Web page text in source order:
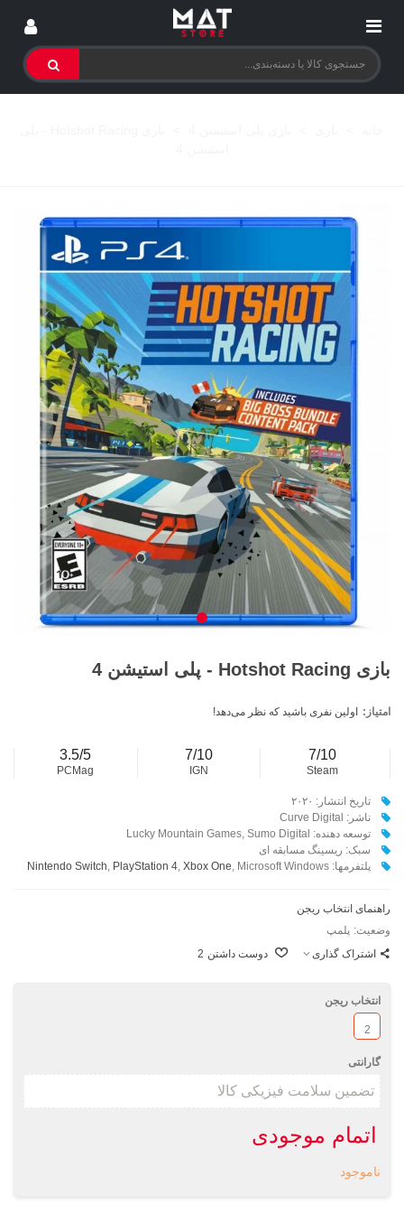
بازی Hotshot Racing - پلی استیشن 4
امتیاز: اولین نفری باشید که نظر می‌دهد!
7/10
Steam
7/10
IGN
3.5/5
PCMag
تاریخ انتشار: ۲۰۲۰
ناشر: Curve Digital
توسعه دهنده: Lucky Mountain Games, Sumo Digital
سبک: ریسینگ مسابقه ای
پلتفرمها:
Nintendo Switch PlayStation 4, Xbox One , Microsoft Windows
راهنمای انتخاب ریجن
وضعیت: پلمپ
اشتراک گذاری
دوست داشتن 2
انتخاب ریجن
2
گارانتی
اتمام موجودی
ناموجود